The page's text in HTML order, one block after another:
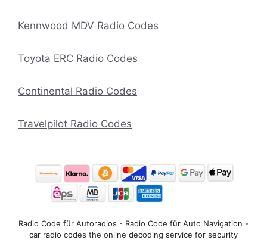
Kennwood MDV Radio Codes
Toyota ERC Radio Codes
Continental Radio Codes
Travelpilot Radio Codes
Radio Code für Autoradios - Radio Code für Auto Navigation -
car radio codes the online decoding service for security